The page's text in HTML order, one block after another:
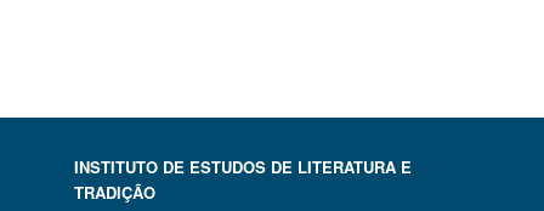
INSTITUTO DE ESTUDOS DE LITERATURA E
TRADIÇÃO